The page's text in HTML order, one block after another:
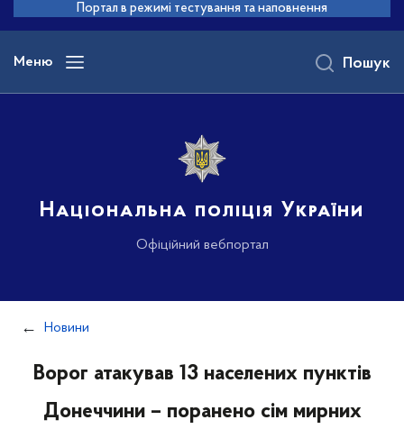
основного
вмісту
Портал в режимі тестування та наповнення
Меню
Національна поліція України
Офіційний вебпортал
Пошук
Новини
Ворог атакував 13 населених пунктів
Донеччини – поранено сім мирних